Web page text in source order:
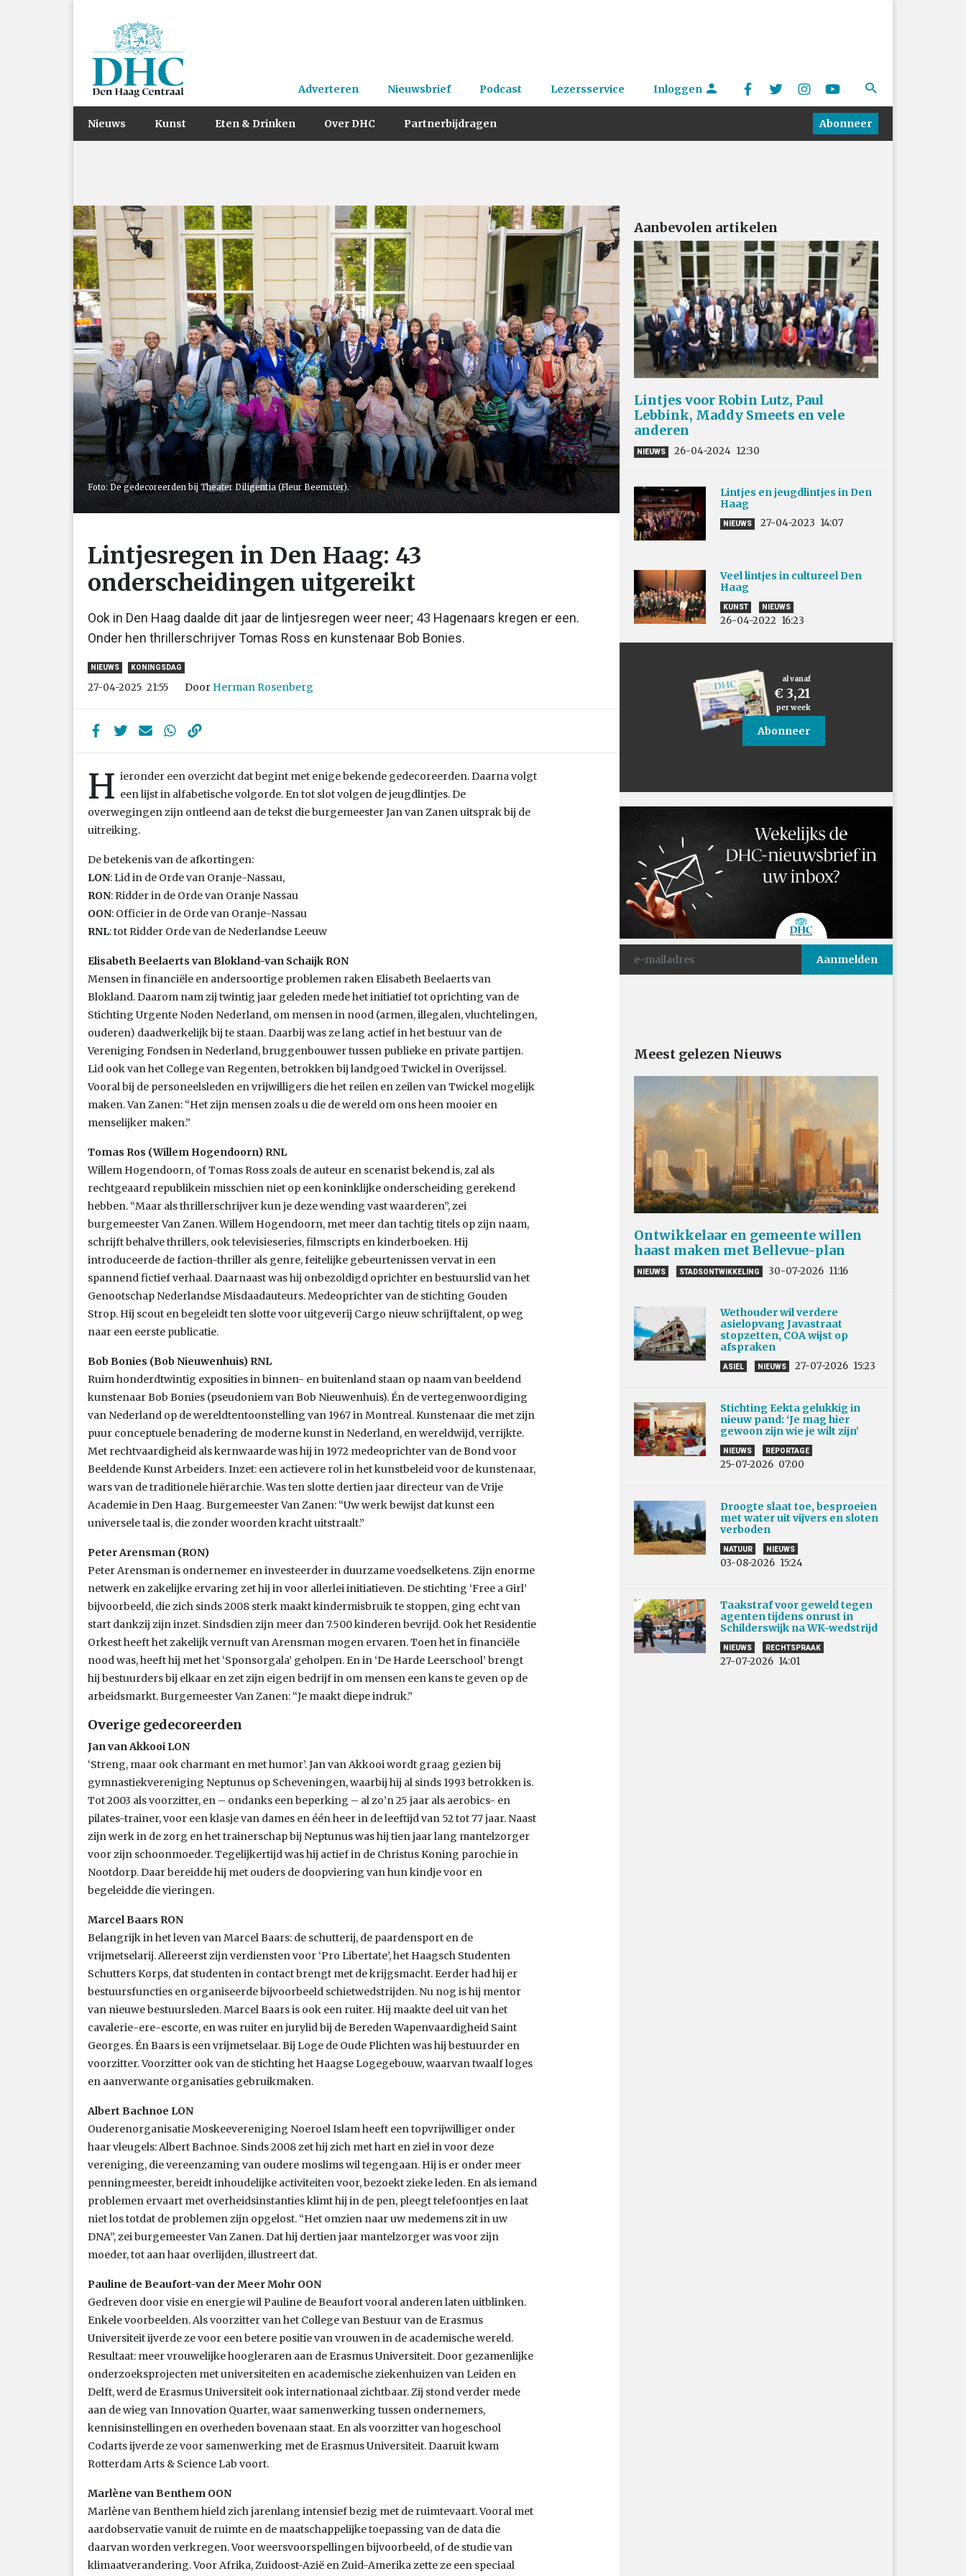
Adverteren Nieuwsbrief Podcast Lezersservice Inloggen
Nieuws Kunst Eten & Drinken Over DHC Partnerbijdragen Abonneer
Foto: De gedecoreerden bij Theater Diligentia (Fleur Beemster).
Lintjesregen in Den Haag: 43
onderscheidingen uitgereikt
Ook in Den Haag daalde dit jaar de lintjesregen weer neer; 43 Hagenaars kregen er een.
Onder hen thrillerschrijver Tomas Ross en kunstenaar Bob Bonies.
NIEUWS KONINGSDAG
27-04-2025 21:55 Door Herman Rosenberg
H ieronder een overzicht dat begint met enige bekende gedecoreerden. Daarna volgt
een lijst in alfabetische volgorde. En tot slot volgen de jeugdlintjes. De
overwegingen zijn ontleend aan de tekst die burgemeester Jan van Zanen uitsprak bij de
uitreiking.
De betekenis van de afkortingen:
LON: Lid in de Orde van Oranje-Nassau,
RON: Ridder in de Orde van Oranje Nassau
OON: Officier in de Orde van Oranje-Nassau
RNL: tot Ridder Orde van de Nederlandse Leeuw
Elisabeth Beelaerts van Blokland-van Schaijk RON
Mensen in financiële en andersoortige problemen raken Elisabeth Beelaerts van
Blokland. Daarom nam zij twintig jaar geleden mede het initiatief tot oprichting van de
Stichting Urgente Noden Nederland, om mensen in nood (armen, illegalen, vluchtelingen,
ouderen) daadwerkelijk bij te staan. Daarbij was ze lang actief in het bestuur van de
Vereniging Fondsen in Nederland, bruggenbouwer tussen publieke en private partijen.
Lid ook van het College van Regenten, betrokken bij landgoed Twickel in Overijssel.
Vooral bij de personeelsleden en vrijwilligers die het reilen en zeilen van Twickel mogelijk
maken. Van Zanen: “Het zijn mensen zoals u die de wereld om ons heen mooier en
menselijker maken.”
Tomas Ros (Willem Hogendoorn) RNL
Willem Hogendoorn, of Tomas Ross zoals de auteur en scenarist bekend is, zal als
rechtgeaard republikein misschien niet op een koninklijke onderscheiding gerekend
hebben. “Maar als thrillerschrijver kun je deze wending vast waarderen”, zei
burgemeester Van Zanen. Willem Hogendoorn, met meer dan tachtig titels op zijn naam,
schrijft behalve thrillers, ook televisieseries, filmscripts en kinderboeken. Hij
introduceerde de faction-thriller als genre, feitelijke gebeurtenissen vervat in een
spannend fictief verhaal. Daarnaast was hij onbezoldigd oprichter en bestuurslid van het
Genootschap Nederlandse Misdaadauteurs. Medeoprichter van de stichting Gouden
Strop. Hij scout en begeleidt ten slotte voor uitgeverij Cargo nieuw schrijftalent, op weg
naar een eerste publicatie.
Bob Bonies (Bob Nieuwenhuis) RNL
Ruim honderdtwintig exposities in binnen- en buitenland staan op naam van beeldend
kunstenaar Bob Bonies (pseudoniem van Bob Nieuwenhuis). Én de vertegenwoordiging
van Nederland op de wereldtentoonstelling van 1967 in Montreal. Kunstenaar die met zijn
puur conceptuele benadering de moderne kunst in Nederland, en wereldwijd, verrijkte.
Met rechtvaardigheid als kernwaarde was hij in 1972 medeoprichter van de Bond voor
Beeldende Kunst Arbeiders. Inzet: een actievere rol in het kunstbeleid voor de kunstenaar,
wars van de traditionele hiërarchie. Was ten slotte dertien jaar directeur van de Vrije
Academie in Den Haag. Burgemeester Van Zanen: “Uw werk bewijst dat kunst een
universele taal is, die zonder woorden kracht uitstraalt.”
Peter Arensman (RON)
Peter Arensman is ondernemer en investeerder in duurzame voedselketens. Zijn enorme
netwerk en zakelijke ervaring zet hij in voor allerlei initiatieven. De stichting ‘Free a Girl’
bijvoorbeeld, die zich sinds 2008 sterk maakt kindermisbruik te stoppen, ging echt van
start dankzij zijn inzet. Sindsdien zijn meer dan 7.500 kinderen bevrijd. Ook het Residentie
Orkest heeft het zakelijk vernuft van Arensman mogen ervaren. Toen het in financiële
nood was, heeft hij met het ‘Sponsorgala’ geholpen. En in ‘De Harde Leerschool’ brengt
hij bestuurders bij elkaar en zet zijn eigen bedrijf in om mensen een kans te geven op de
arbeidsmarkt. Burgemeester Van Zanen: “Je maakt diepe indruk.”
Overige gedecoreerden
Jan van Akkooi LON
‘Streng, maar ook charmant en met humor’. Jan van Akkooi wordt graag gezien bij
gymnastiekvereniging Neptunus op Scheveningen, waarbij hij al sinds 1993 betrokken is.
Tot 2003 als voorzitter, en – ondanks een beperking – al zo’n 25 jaar als aerobics- en
pilates-trainer, voor een klasje van dames en één heer in de leeftijd van 52 tot 77 jaar. Naast
zijn werk in de zorg en het trainerschap bij Neptunus was hij tien jaar lang mantelzorger
voor zijn schoonmoeder. Tegelijkertijd was hij actief in de Christus Koning parochie in
Nootdorp. Daar bereidde hij met ouders de doopviering van hun kindje voor en
begeleidde die vieringen.
Marcel Baars RON
Belangrijk in het leven van Marcel Baars: de schutterij, de paardensport en de
vrijmetselarij. Allereerst zijn verdiensten voor ‘Pro Libertate’, het Haagsch Studenten
Schutters Korps, dat studenten in contact brengt met de krijgsmacht. Eerder had hij er
bestuursfuncties en organiseerde bijvoorbeeld schietwedstrijden. Nu nog is hij mentor
van nieuwe bestuursleden. Marcel Baars is ook een ruiter. Hij maakte deel uit van het
cavalerie-ere-escorte, en was ruiter en jurylid bij de Bereden Wapenvaardigheid Saint
Georges. Én Baars is een vrijmetselaar. Bij Loge de Oude Plichten was hij bestuurder en
voorzitter. Voorzitter ook van de stichting het Haagse Logegebouw, waarvan twaalf loges
en aanverwante organisaties gebruikmaken.
Albert Bachnoe LON
Ouderenorganisatie Moskeevereniging Noeroel Islam heeft een topvrijwilliger onder
haar vleugels: Albert Bachnoe. Sinds 2008 zet hij zich met hart en ziel in voor deze
vereniging, die vereenzaming van oudere moslims wil tegengaan. Hij is er onder meer
penningmeester, bereidt inhoudelijke activiteiten voor, bezoekt zieke leden. En als iemand
problemen ervaart met overheidsinstanties klimt hij in de pen, pleegt telefoontjes en laat
niet los totdat de problemen zijn opgelost. “Het omzien naar uw medemens zit in uw
DNA”, zei burgemeester Van Zanen. Dat hij dertien jaar mantelzorger was voor zijn
moeder, tot aan haar overlijden, illustreert dat.
Pauline de Beaufort-van der Meer Mohr OON
Gedreven door visie en energie wil Pauline de Beaufort vooral anderen laten uitblinken.
Enkele voorbeelden. Als voorzitter van het College van Bestuur van de Erasmus
Universiteit ijverde ze voor een betere positie van vrouwen in de academische wereld.
Resultaat: meer vrouwelijke hoogleraren aan de Erasmus Universiteit. Door gezamenlijke
onderzoeksprojecten met universiteiten en academische ziekenhuizen van Leiden en
Delft, werd de Erasmus Universiteit ook internationaal zichtbaar. Zij stond verder mede
aan de wieg van Innovation Quarter, waar samenwerking tussen ondernemers,
kennisinstellingen en overheden bovenaan staat. En als voorzitter van hogeschool
Codarts ijverde ze voor samenwerking met de Erasmus Universiteit. Daaruit kwam
Rotterdam Arts & Science Lab voort.
Marlène van Benthem OON
Marlène van Benthem hield zich jarenlang intensief bezig met de ruimtevaart. Vooral met
aardobservatie vanuit de ruimte en de maatschappelijke toepassing van de data die
daarvan worden verkregen. Voor weersvoorspellingen bijvoorbeeld, of de studie van
klimaatverandering. Voor Afrika, Zuidoost-Azië en Zuid-Amerika zette ze een speciaal
Aanbevolen artikelen
Lintjes voor Robin Lutz, Paul
Lebbink, Maddy Smeets en vele
anderen
NIEUWS 26-04-2024 12:30
Lintjes en jeugdlintjes in Den
Haag
NIEUWS 27-04-2023 14:07
Veel lintjes in cultureel Den
Haag
KUNST NIEUWS
26-04-2022 16:23
al vanaf
€ 3,21
per week
Abonneer
Meest gelezen Nieuws
Ontwikkelaar en gemeente willen
haast maken met Bellevue-plan
NIEUWS STADSONTWIKKELING 30-07-2026 11:16
Wethouder wil verdere
asielopvang Javastraat
stopzetten, COA wijst op
afspraken
ASIEL NIEUWS 27-07-2026 15:23
Stichting Eekta gelukkig in
nieuw pand: ‘Je mag hier
gewoon zijn wie je wilt zijn’
NIEUWS REPORTAGE
25-07-2026 07:00
Droogte slaat toe, besproeien
met water uit vijvers en sloten
verboden
NATUUR NIEUWS
03-08-2026 15:24
Taakstraf voor geweld tegen
agenten tijdens onrust in
Schilderswijk na WK-wedstrijd
NIEUWS RECHTSPRAAK
27-07-2026 14:01